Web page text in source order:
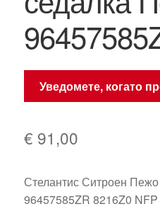
Уведомете, когато
€ 91,00
Стелантис Ситроен Пежо
96457585ZR 8216Z0 NFP